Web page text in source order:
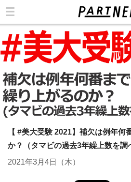
【 #美大受験 2021】補欠は例年何
か？（タマビの過去3年繰上数を調
2021年3月4日（木）